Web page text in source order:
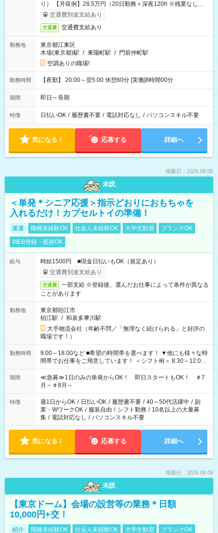
り） 【月収例】28.5万円（20日勤務＋深夜120h ※残業なしの場
合）交通費別途支給あり
交通費 交通費支給あり
勤務地
東京都江東区
木場(東京都)駅 / 東陽町駅 / 門前仲町駅
空調ありの職場!
勤務時間 【夜勤】 20:00～翌5:00 休憩60分 [実働]8時間00分
期間 即日～長期
特徴 日払いOK / 履歴書不要 / 電話対応なし / パソコンスキル不要
気になる！ 応募する 詳細へ
掲載日：2026.08.05
未読
＜単発＊シニア応援＞指示どおりにおもちゃを
入れるだけ！カプセルトイの準備！
派遣 職種未経験OK 社会人未経験OK 大学生歓迎
ブランクOK
WEB登録・面接OK
給与
時給1500円 ■現金日払いもOK（規定あり）
交通費別途支給あり
交通費
一部支給 ※登録後、選んだお仕事によって条件が異なる
ことがあります
勤務地
東京都狛江市
狛江駅 / 和泉多摩川駅
大手物流会社（年齢不問／「無理なく続けられる」と好評の
職場です！）
勤務時間
9:00～18:00など ■希望の時間帯を選べます！ ▼他にも様々な時
間帯でお仕事をご用意しています！ ＜シフト例＞ 8:30～12:00
17:00～22:00 13:00～22:00 22:00～翌6:00 など
期間
≪急募≫1日のみの単発からOK！ 即日スタートもOK！ ＃7
月～＃8月～
特徴 週1日からOK / 日払いOK / 履歴書不要 / 40～50代活躍中 / 副
業・WワークOK / 服装自由 / シフト勤務 / 10名以上の大量募
集 / 電話対応なし / パソコンスキル不要
気になる！ 応募する 詳細へ
掲載日：2026.08.06
未読
【東京ドーム】会場の設営等の業務＊日額
10,000円+交！
紹介 職種未経験OK 社会人未経験OK 大学生歓迎 ブランクOK